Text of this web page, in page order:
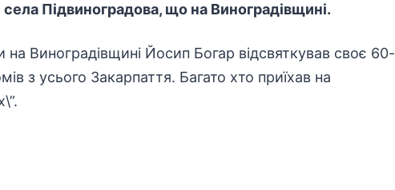
Підвиноградова, що на Виноградівщині.
Виноградівщині Йосип Богар відсвяткував своє 60-
з усього Закарпаття. Багато хто приїхав на